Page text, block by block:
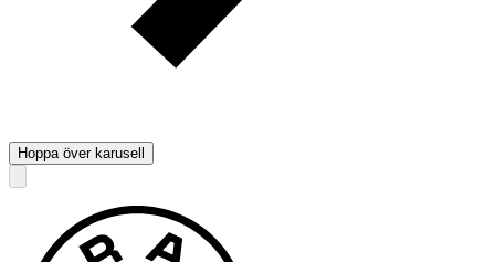
Hoppa över karusell